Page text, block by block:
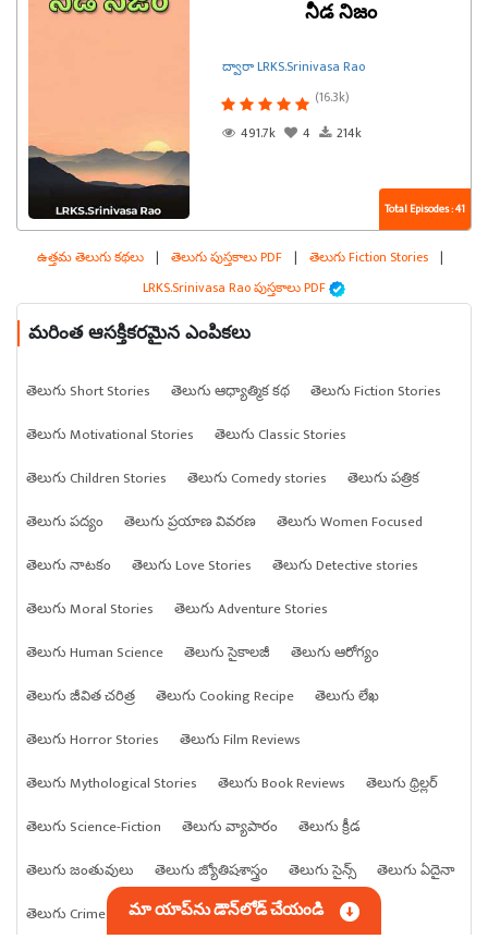
నీడ నిజం
ద్వారా LRKS.Srinivasa Rao
(16.3k)
491.7k
4 214k
Total Episodes : 41
ఉత్తమ తెలుగు కథలు | తెలుగు పుస్తకాలు PDF | తెలుగు Fiction Stories |
LRKS.Srinivasa Rao పుస్తకాలు PDF
మరింత ఆసక్తికరమైన ఎంపికలు
తెలుగు Short Stories తెలుగు ఆధ్యాత్మిక కథ
తెలుగు Fiction Stories
తెలుగు Motivational Stories
తెలుగు Classic Stories
తెలుగు Children Stories
తెలుగు Comedy stories
తెలుగు పత్రిక
తెలుగు పద్యం
తెలుగు ప్రయాణ వివరణ
తెలుగు Women Focused
తెలుగు నాటకం
తెలుగు Love Stories
తెలుగు Detective stories
తెలుగు Moral Stories
తెలుగు Adventure Stories
తెలుగు Human Science
తెలుగు సైకాలజీ
తెలుగు ఆరోగ్యం
తెలుగు జీవిత చరిత్ర
తెలుగు Cooking Recipe
తెలుగు లేఖ
తెలుగు Horror Stories
తెలుగు Film Reviews
తెలుగు Mythological Stories
తెలుగు Book Reviews
తెలుగు థ్రిల్లర్
తెలుగు Science-Fiction
తెలుగు వ్యాపారం
తెలుగు క్రీడ
తెలుగు జంతువులు
తెలుగు జ్యోతిషశాస్త్రం తెలుగు సైన్స్
తెలుగు ఏదైనా
తెలుగు Crime storiesమా యాప్‌ను డౌన్‌లోడ్ చేయండి